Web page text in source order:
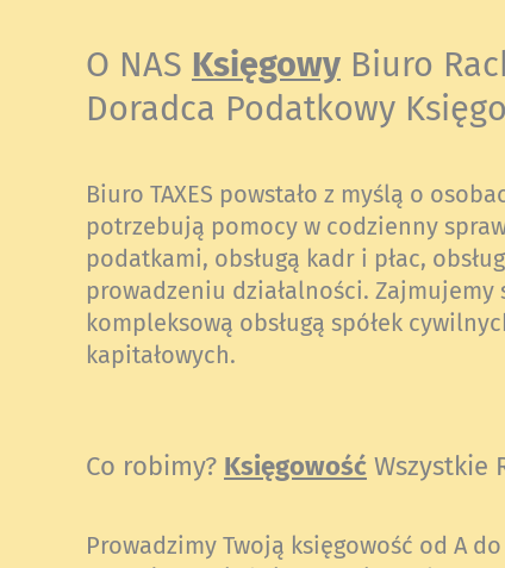
O NAS Księgowy Biuro
Doradca Podatkowy
Biuro TAXES powstało z myślą o
potrzebują pomocy w codzienny
podatkami, obsługą kadr i płac,
prowadzeniu działalności. Zajmujemy
kompleksową obsługą spółek
kapitałowych.
Co robimy? Księgowość Wszystkie
Prowadzimy Twoją księgowość od A do